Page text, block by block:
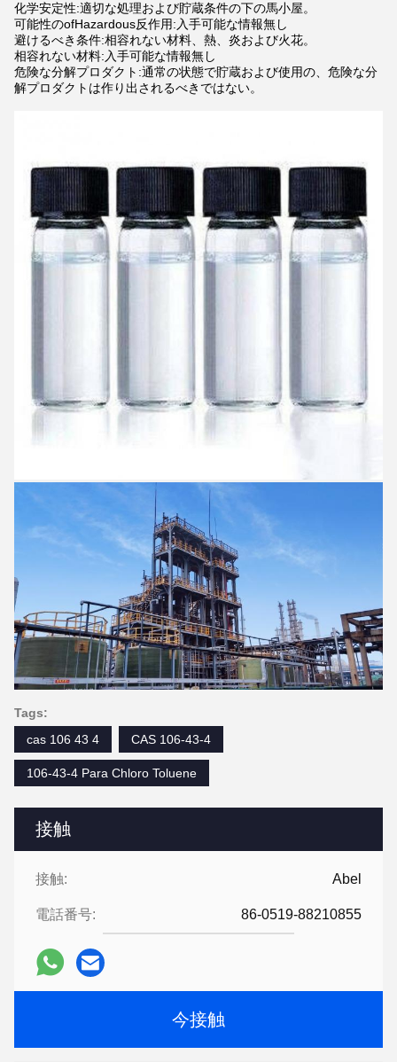
接触
接触: Abel
電話番号: 86-0519-88210855
今接触
化学安定性:適切な処理および貯蔵条件の下の馬小屋。
可能性のofHazardous反作用:入手可能な情報無し
避けるべき条件:相容れない材料、熱、炎および火花。
相容れない材料:入手可能な情報無し
危険な分解プロダクト:通常の状態で貯蔵および使用の、危険な分
解プロダクトは作り出されるべきではない。
Tags:
cas 106 43 4
CAS 106-43-4
106-43-4 Para Chloro Toluene